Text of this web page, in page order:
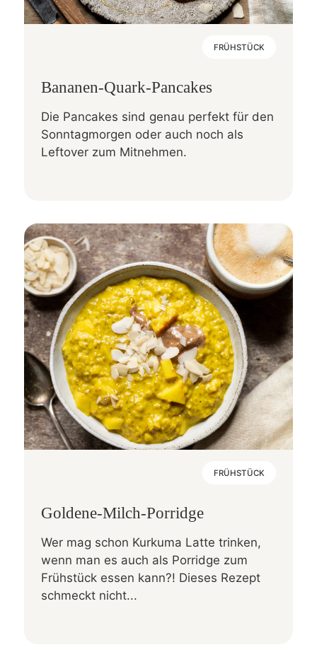
FRÜHSTÜCK
Bananen-Quark-Pancakes
Die Pancakes sind genau perfekt für den
Sonntagmorgen oder auch noch als
Leftover zum Mitnehmen.
FRÜHSTÜCK
Goldene-Milch-Porridge
Wer mag schon Kurkuma Latte trinken,
wenn man es auch als Porridge zum
Frühstück essen kann?! Dieses Rezept
schmeckt nicht...